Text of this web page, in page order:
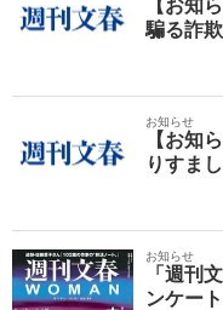
【お知
騙る詐
お知らせ
【お知
りすま
お知らせ
「週刊
ンケー